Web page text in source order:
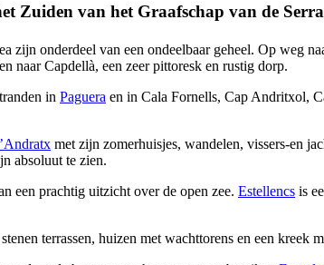
Zuiden van het Graafschap van de
zijn onderdeel van een ondeelbaar geheel. Op weg
naarCapdellà, een zeer pittoresk en rustig dorp.
in Paguera en in Cala Fornells, Cap Andritxol,
met zijn zomerhuisjes, wandelen, vissers-en
absoluut te zien.
een prachtig uitzicht over de open zee. Estellencs is
terrassen, huizen met wachttorens en een kreek